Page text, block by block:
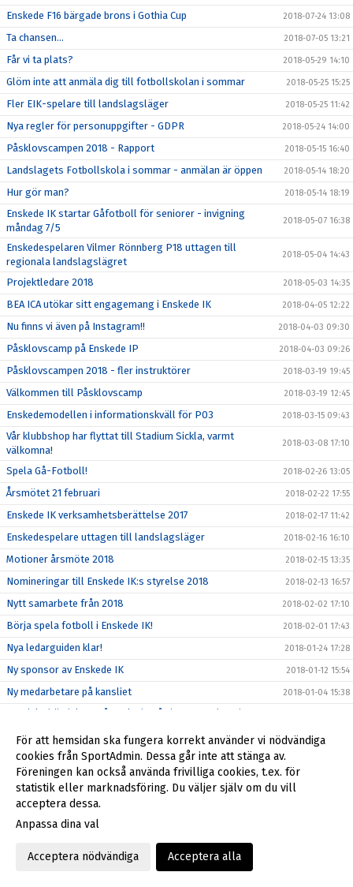
Enskede F16 bärgade brons i Gothia Cup 2018-07-24 13:08
Ta chansen... 2018-07-05 13:21
Får vi ta plats? 2018-05-29 14:10
Glöm inte att anmäla dig till fotbollskolan i sommar 2018-05-25 15:25
Fler EIK-spelare till landslagsläger 2018-05-25 11:42
Nya regler för personuppgifter - GDPR 2018-05-24 14:00
Påsklovscampen 2018 - Rapport 2018-05-15 16:40
Landslagets Fotbollskola i sommar - anmälan är öppen 2018-05-14 18:20
Hur gör man? 2018-05-14 18:19
Enskede IK startar Gåfotboll för seniorer - invigning
måndag 7/5
2018-05-07 16:38
Enskedespelaren Vilmer Rönnberg P18 uttagen till
regionala landslagslägret
2018-05-04 14:43
Projektledare 2018 2018-05-03 14:35
BEA ICA utökar sitt engagemang i Enskede IK 2018-04-05 12:22
Nu finns vi även på Instagram!! 2018-04-03 09:30
Påsklovscamp på Enskede IP 2018-04-03 09:26
Påsklovscampen 2018 - fler instruktörer 2018-03-19 19:45
Välkommen till Påsklovscamp 2018-03-19 12:45
Enskedemodellen i informationskväll för P03 2018-03-15 09:43
Vår klubbshop har flyttat till Stadium Sickla, varmt
välkomna!
2018-03-08 17:10
Spela Gå-Fotboll! 2018-02-26 13:05
Årsmötet 21 februari 2018-02-22 17:55
Enskede IK verksamhetsberättelse 2017 2018-02-17 11:42
Enskedespelare uttagen till landslagsläger 2018-02-16 16:10
Motioner årsmöte 2018 2018-02-15 13:35
Nomineringar till Enskede IK:s styrelse 2018 2018-02-13 16:57
Nytt samarbete från 2018 2018-02-02 17:10
Börja spela fotboll i Enskede IK! 2018-02-01 17:43
Nya ledarguiden klar! 2018-01-24 17:28
Ny sponsor av Enskede IK 2018-01-12 15:54
Ny medarbetare på kansliet 2018-01-04 15:38
Tragiska händelsen på Enskede Gårds gymnasium den 13
Julstängt på kansliet 2017-12-20 18:22
2017-12-18 14:37
Så blir du en bättre idrottsförälder 2017-12-16 12:18
Ny stödlinje för idrottsledare
För att hemsidan ska fungera korrekt använder vi nödvändiga
cookies från SportAdmin. Dessa går inte att stänga av.
Föreningen kan också använda frivilliga cookies, t.ex. för
statistik eller marknadsföring. Du väljer själv om du vill
acceptera dessa.
Anpassa dina val
Acceptera nödvändiga Acceptera alla